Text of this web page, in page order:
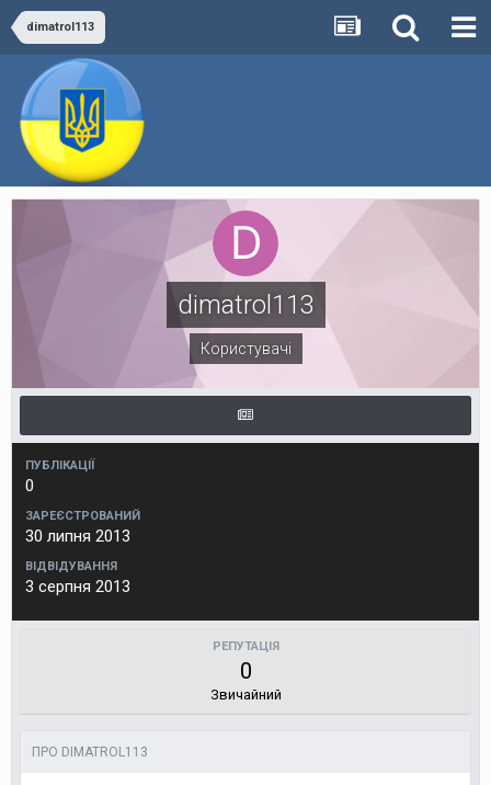
dimatrol113
dimatrol113
Користувачі
ПУБЛІКАЦІЇ
0
ЗАРЕЄСТРОВАНИЙ
30 липня 2013
ВІДВІДУВАННЯ
3 серпня 2013
РЕПУТАЦІЯ
0
Звичайний
ПРО DIMATROL113